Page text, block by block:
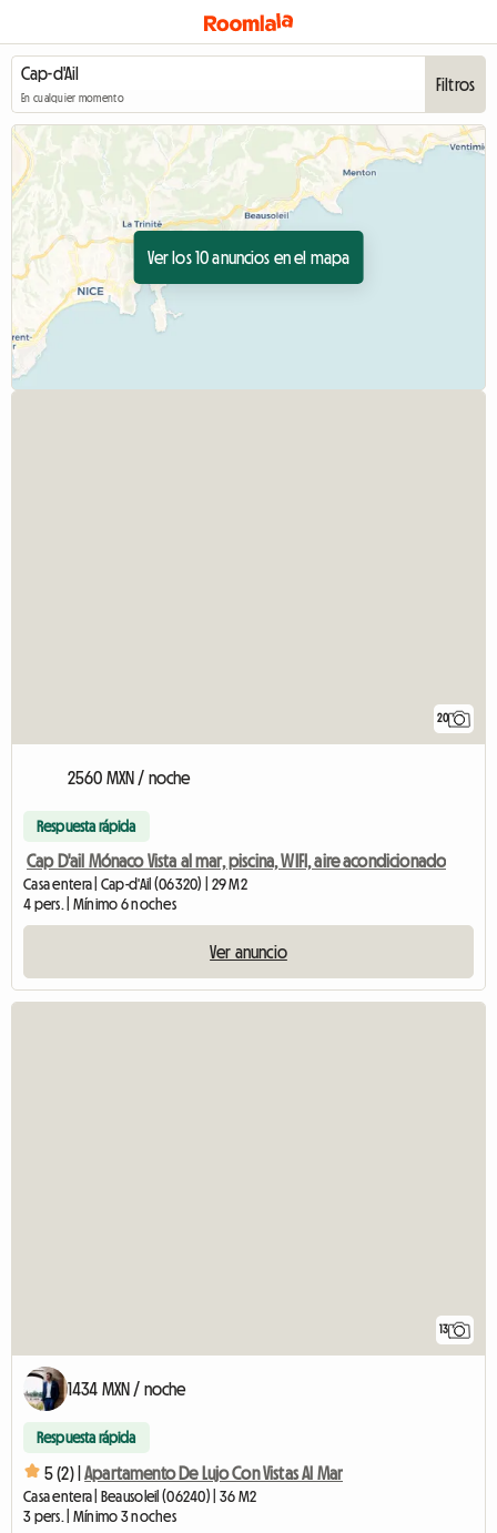
En cualquier momento
Filtros
Ver los 10 anuncios en el mapa
20
2560 MXN / noche
Respuesta rápida
Cap D'ail Mónaco Vista al mar, piscina, WIFI, aire acondicionado
Casa entera | Cap-d'Ail (06320) | 29 M2
4 pers. | Mínimo 6 noches
Ver anuncio
13
1434 MXN / noche
Respuesta rápida
5 (2) | Apartamento De Lujo Con Vistas Al Mar
Casa entera | Beausoleil (06240) | 36 M2
3 pers. | Mínimo 3 noches